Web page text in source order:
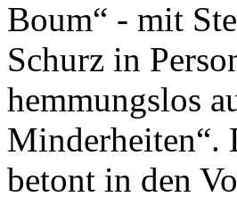
Boum“ - mit
Schurz in
hemmungslos
betont in den